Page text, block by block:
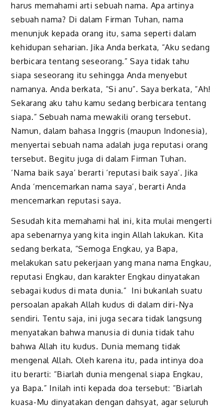
harus memahami arti sebuah nama. Apa artinya
sebuah nama? Di dalam Firman Tuhan, nama
menunjuk kepada orang itu, sama seperti dalam
kehidupan seharian. Jika Anda berkata, “Aku sedang
berbicara tentang seseorang.” Saya tidak tahu
siapa seseorang itu sehingga Anda menyebut
namanya. Anda berkata, “Si anu”. Saya berkata, “Ah!
Sekarang aku tahu kamu sedang berbicara tentang
siapa.” Sebuah nama mewakili orang tersebut.
Namun, dalam bahasa Inggris (maupun Indonesia),
menyertai sebuah nama adalah juga reputasi orang
tersebut. Begitu juga di dalam Firman Tuhan.
‘Nama baik saya’ berarti ‘reputasi baik saya’. Jika
Anda ‘mencemarkan nama saya’, berarti Anda
mencemarkan reputasi saya.
Sesudah kita memahami hal ini, kita mulai mengerti
apa sebenarnya yang kita ingin Allah lakukan. Kita
sedang berkata, “Semoga Engkau, ya Bapa,
melakukan satu pekerjaan yang mana nama Engkau,
reputasi Engkau, dan karakter Engkau dinyatakan
sebagai kudus di mata dunia.” Ini bukanlah suatu
persoalan apakah Allah kudus di dalam diri-Nya
sendiri. Tentu saja, ini juga secara tidak langsung
menyatakan bahwa manusia di dunia tidak tahu
bahwa Allah itu kudus. Dunia memang tidak
mengenal Allah. Oleh karena itu, pada intinya doa
itu berarti: “Biarlah dunia mengenal siapa Engkau,
ya Bapa.” Inilah inti kepada doa tersebut: “Biarlah
kuasa-Mu dinyatakan dengan dahsyat, agar seluruh